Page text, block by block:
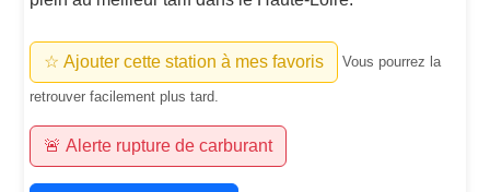
☆ Ajouter cette station à mes favoris Vous pourrez la
retrouver facilement plus tard.
🚨 Alerte rupture de carburant